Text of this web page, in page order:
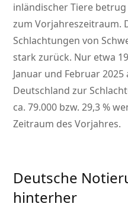
inländischer Tiere betrug
zum Vorjahreszeitraum.
Schlachtungen von
stark zurück. Nur etwa
Januar und Februar
Deutschland zur
ca. 79.000 bzw. 29,3 %
Zeitraum des Vorjahres.
Deutsche
hinterher